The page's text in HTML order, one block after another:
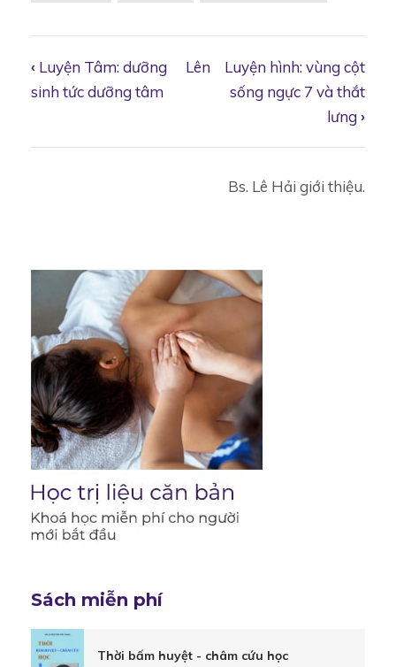
Book
traversal
for
Luyện
hình:
trọng
lượng
cần
phải
‹ Luyện Tâm: dưỡng
sinh tức dưỡng tâm
Lên
Luyện hình: vùng cột
sống ngực 7 và thắt
lưng ›
Bs. Lê Hải giới thiệu.
Sách miễn phí
Thời bấm huyệt - châm cứu học